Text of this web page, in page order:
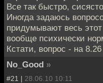
Все так быстро,
Иногда задаюсь
придумывают весь
вообще психически
Кстати, вопрос - на
No_Good »
#21 | 28.06.10 10:11